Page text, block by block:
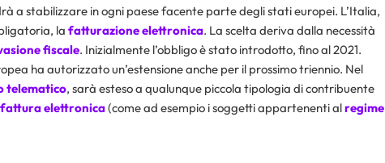
a stabilizzare in ogni paese facente parte degli stati europei. L’Italia,
la fatturazione elettronica. La scelta deriva dalla necessità
fiscale. Inizialmente l’obbligo è stato introdotto, fino al 2021.
ha autorizzato un’estensione anche per il prossimo triennio. Nel
telematico, sarà esteso a qualunque piccola tipologia di contribuente
fattura elettronica(come ad esempio i soggetti appartenenti alregime